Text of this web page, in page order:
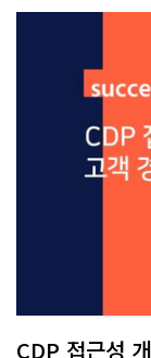
CDP 접근성